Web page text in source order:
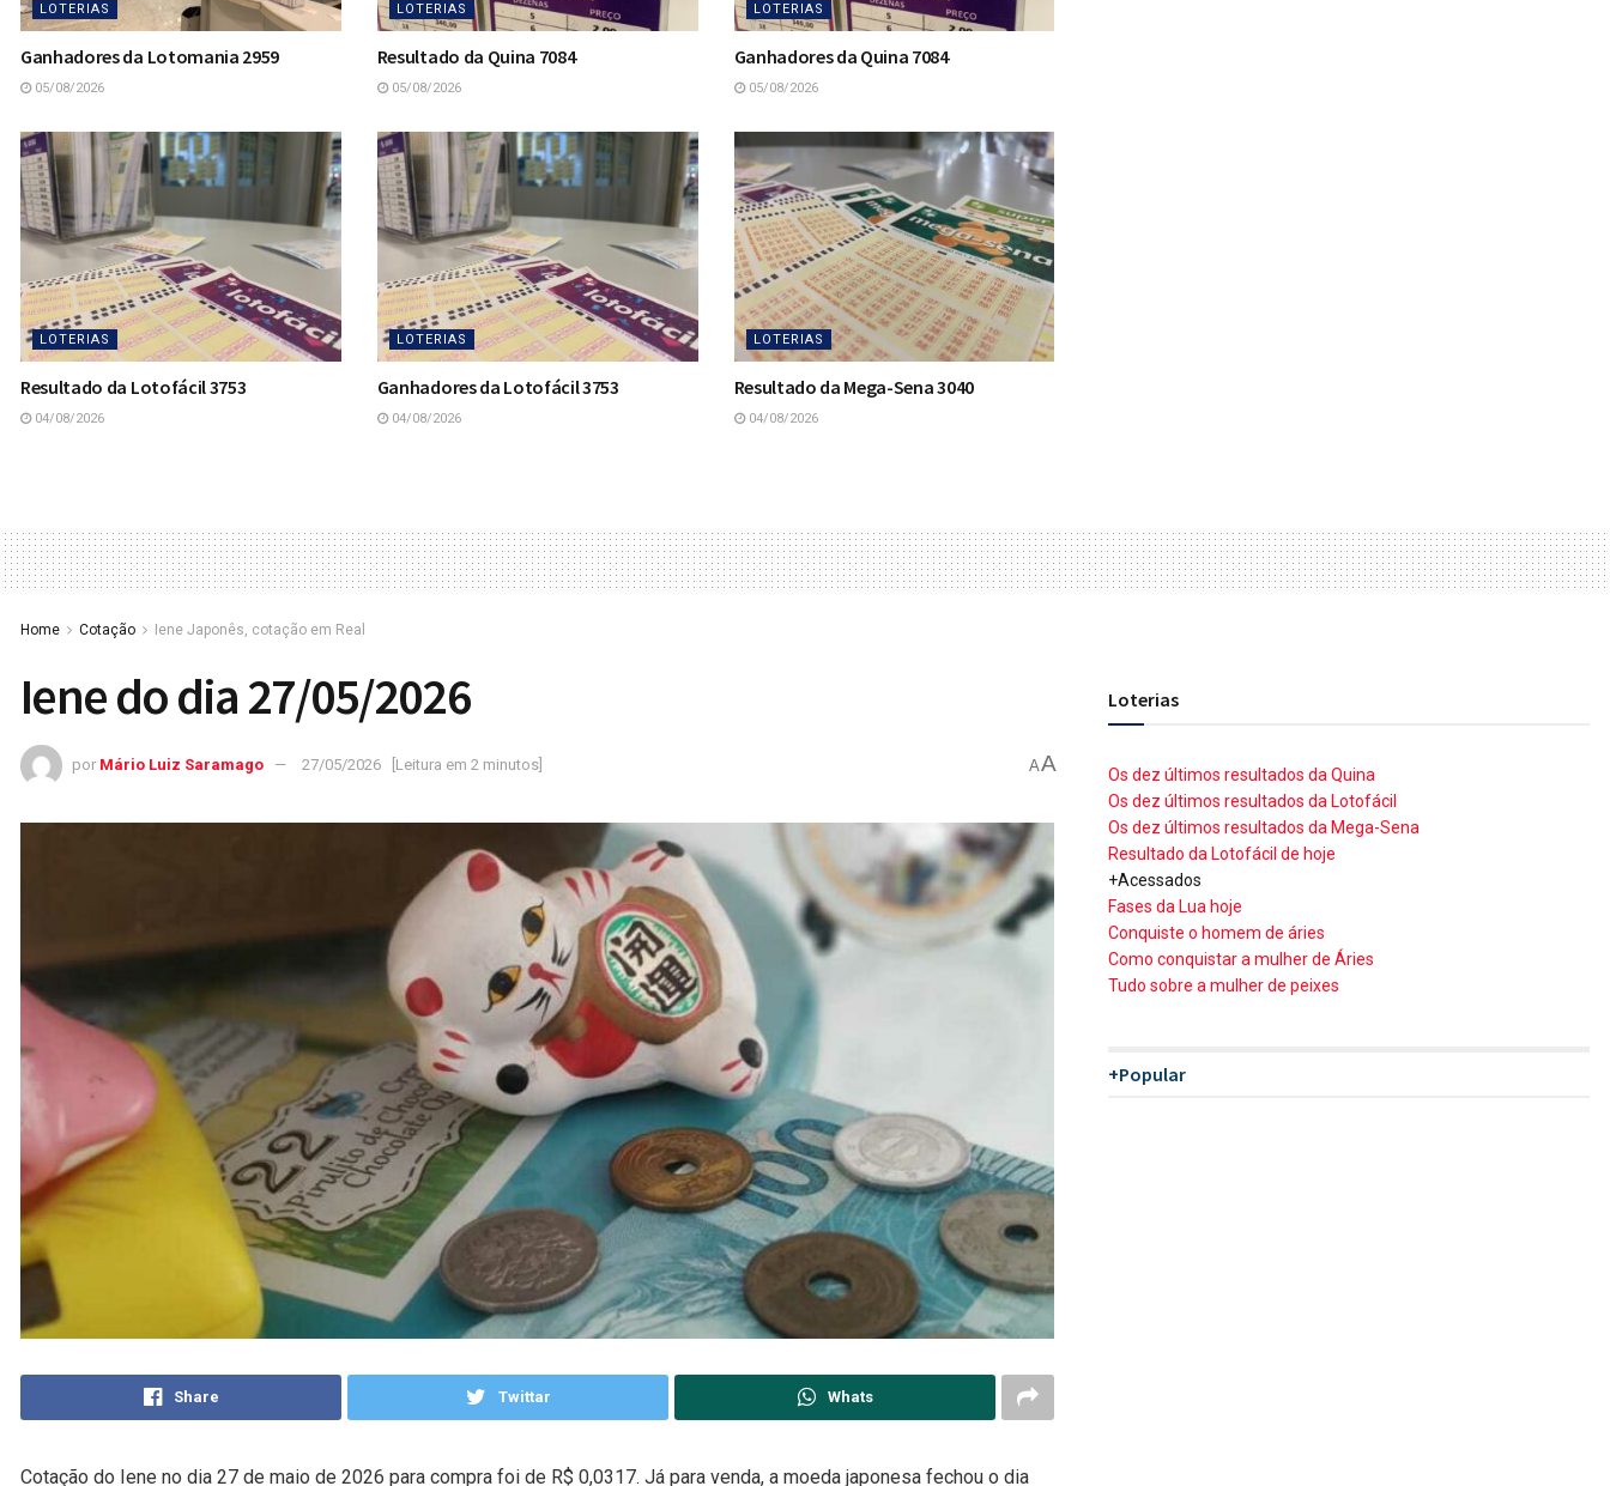
LOTERIAS
Ganhadores da Lotomania 2959
05/08/2026
LOTERIAS
Resultado da Quina 7084
05/08/2026
LOTERIAS
Ganhadores da Quina 7084
05/08/2026
LOTERIAS
Resultado da Lotofácil 3753
04/08/2026
LOTERIAS
Ganhadores da Lotofácil 3753
04/08/2026
LOTERIAS
Resultado da Mega-Sena 3040
04/08/2026
Home Cotação Iene Japonês, cotação em Real
Iene do dia 27/05/2026
por Mário Luiz Saramago 27/05/2026 [Leitura em 2 minutos] AA
Share Twittar Whats
Cotação do Iene no dia 27 de maio de 2026 para compra foi de R$ 0,0317. Já para venda, a moeda japonesa fechou o dia
Loterias
Os dez últimos resultados da Quina
Os dez últimos resultados da Lotofácil
Os dez últimos resultados da Mega-Sena
Resultado da Lotofácil de hoje
+Acessados
Fases da Lua hoje
Conquiste o homem de áries
Como conquistar a mulher de Áries
Tudo sobre a mulher de peixes
+Popular